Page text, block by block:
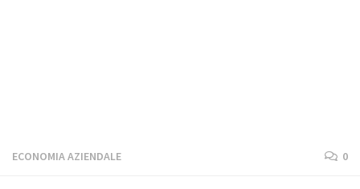
ECONOMIA AZIENDALE 0